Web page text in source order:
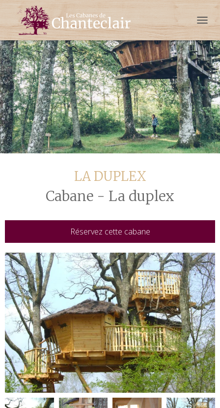
D
É
P
L
I
E
R
L
A
N
A
V
I
G
LA DUPLEX
Cabane - La duplex
Réservez cette cabane